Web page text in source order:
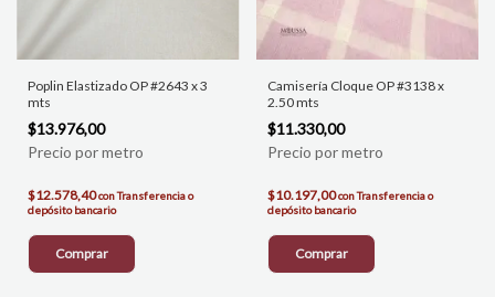
Poplin Elastizado OP #2643 x 3
mts
$13.976,00
$12.578,40conTransferencia o
depósito bancario
Comprar
Camisería Cloque OP #3138 x
2.50 mts
$11.330,00
$10.197,00conTransferencia o
depósito bancario
Comprar